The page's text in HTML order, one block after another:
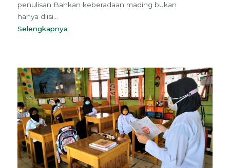
penulisan Bahkan keberadaan mading bukan
hanya diisi...
Selengkapnya